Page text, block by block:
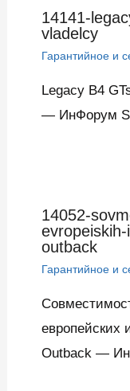
14141-
vladelcy
Гарантийное и
Legacy В4
— ИнФорум
14052-
outback
Гарантийное и
европейских
Outback —